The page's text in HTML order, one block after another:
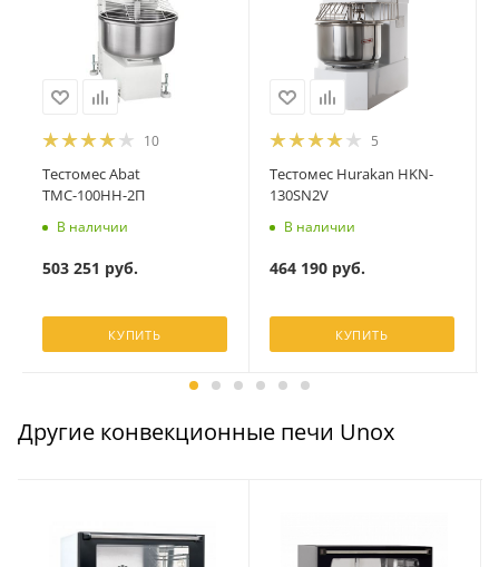
10
Тестомес Abat
ТМС-100НН-2П
В наличии
503 251 руб.
КУПИТЬ
5
Тестомес Hurakan HKN-
130SN2V
В наличии
464 190руб.
КУПИТЬ
Другие конвекционные печи Unox